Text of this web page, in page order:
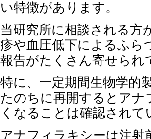
い特徴があります。
当研究所に相談される方
疹や血圧低下によるふら
報告がたくさん寄せられ
特に、一定期間生物学的
たのちに再開するとアナ
くなることは確認されて
アナフィラキシーは注射